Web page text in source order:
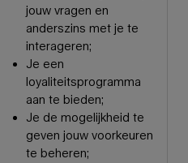
jouw vragen en
anderszins met je te
interageren;
Je een
loyaliteitsprogramma
aan te bieden;
Je de mogelijkheid te
geven jouw voorkeuren
te beheren;